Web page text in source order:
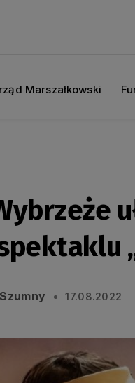
Marszałkowski
17.08.2022